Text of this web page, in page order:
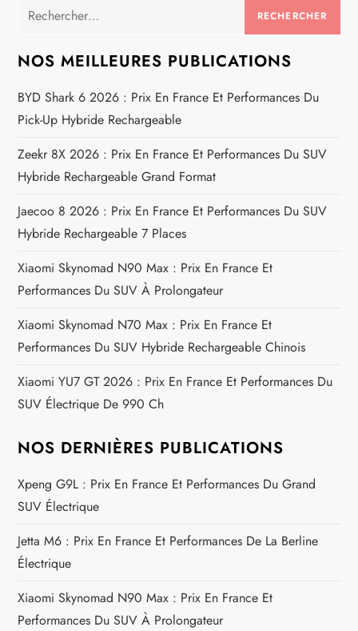
t
i
o
n
d
e
l
’
a
r
t
i
c
l
e
Rechercher :
NOS MEILLEURES PUBLICATIONS
BYD Shark 6 2026 : Prix En France Et Performances Du
Pick-Up Hybride Rechargeable
Zeekr 8X 2026 : Prix En France Et Performances Du SUV
Hybride Rechargeable Grand Format
Jaecoo 8 2026 : Prix En France Et Performances Du SUV
Hybride Rechargeable 7 Places
Xiaomi Skynomad N90 Max : Prix En France Et
Performances Du SUV À Prolongateur
Xiaomi Skynomad N70 Max : Prix En France Et
Performances Du SUV Hybride Rechargeable Chinois
Xiaomi YU7 GT 2026 : Prix En France Et Performances Du
SUV Électrique De 990 Ch
NOS DERNIÈRES PUBLICATIONS
Xpeng G9L : Prix En France Et Performances Du Grand
SUV Électrique
Jetta M6 : Prix En France Et Performances De La Berline
Électrique
Xiaomi Skynomad N90 Max : Prix En France Et
Performances Du SUV À Prolongateur